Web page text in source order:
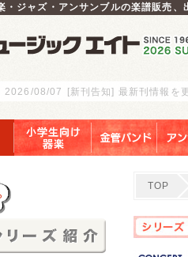
・ジャズ・アンサンブルの楽譜販売、
2026/08/07 [新刊告知] 最新刊情報を
TOP